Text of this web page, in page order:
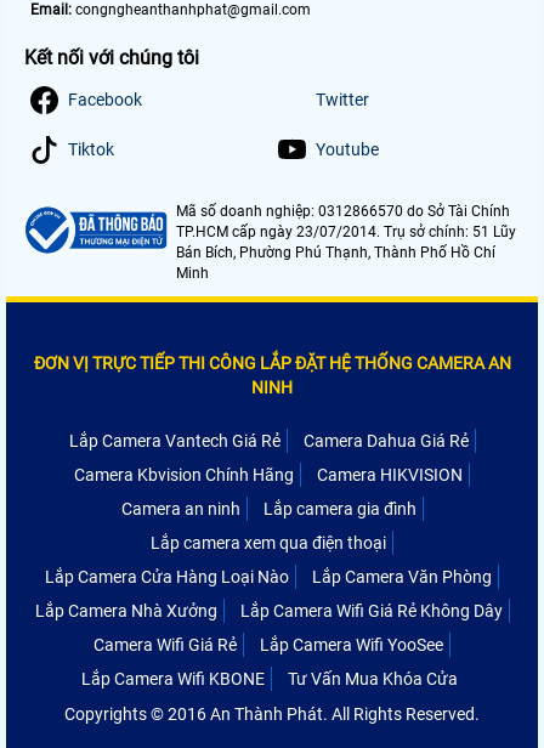
Email: congngheanthanhphat@gmail.com
Kết nối với chúng tôi
Facebook Twitter
Tiktok Youtube
Mã số doanh nghiệp: 0312866570 do Sở Tài Chính
TP.HCM cấp ngày 23/07/2014. Trụ sở chính: 51 Lũy
Bán Bích, Phường Phú Thạnh, Thành Phố Hồ Chí
Minh
ĐƠN VỊ TRỰC TIẾP THI CÔNG LẮP ĐẶT HỆ THỐNG CAMERA AN
NINH
Lắp Camera Vantech Giá Rẻ
Camera Dahua Giá Rẻ
Camera Kbvision Chính Hãng
Camera HIKVISION
Camera an ninh
Lắp camera gia đình
Lắp camera xem qua điện thoại
Lắp Camera Cửa Hàng Loại Nào
Lắp Camera Văn Phòng
Lắp Camera Nhà Xưởng
Lắp Camera Wifi Giá Rẻ Không Dây
Camera Wifi Giá Rẻ
Lắp Camera Wifi YooSee
Lắp Camera Wifi KBONE
Tư Vấn Mua Khóa Cửa
Copyrights © 2016 An Thành Phát. All Rights Reserved.